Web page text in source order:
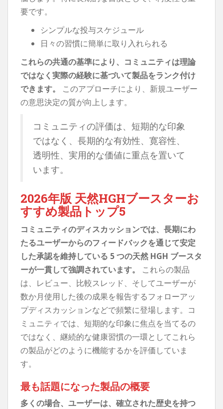
要です。
シンプルな投与スケジュール
日々の習慣に簡単に取り入れられる
これらの共通の基準により、コミュニティは理論
ではなく実際の経験に基づいて製品をランク付け
できます。
このアプローチにより、新規ユーザー
の意思決定の質が向上します。
コミュニティの評価は、短期的な印象
ではなく、長期的な有効性、寛容性、
透明性、実用的な価値に重点を置いて
います。
2026年版 天然HGHブースターお
すすめ製品トップ5
コミュニティのディスカッションでは、長期にわ
たるユーザーからのフィードバックを通じて安定
した承認を維持している 5 つの天然 HGH ブースタ
ーが一貫して強調されています。
これらの製品
は、レビュー、比較スレッド、そしてユーザーが
数か月使用した後の成果を報告するフォローアッ
プディスカッションなどで頻繁に登場します。コ
ミュニティでは、短期的な印象に焦点を当てるの
ではなく、継続的な健康習慣の一環としてこれら
の製品がどのように機能するかを評価していま
す。
最も話題になった製品の概要
多くの場合、ユーザーは、確立された歴史を持つ